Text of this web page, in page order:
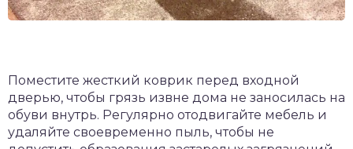
Поместите жесткий коврик перед входной
дверью, чтобы грязь извне дома не заносилась на
обуви внутрь. Регулярно отодвигайте мебель и
удаляйте своевременно пыль, чтобы не